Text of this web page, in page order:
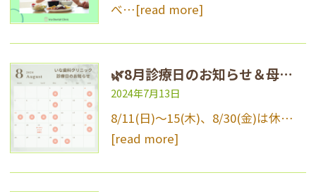
べ…[read more]
🌿8月診療日のお知らせ＆母親教室7期生募集中✨🌿
2024年7月13日
8/11(日)～15(木)、8/30(金)は休…
[read more]